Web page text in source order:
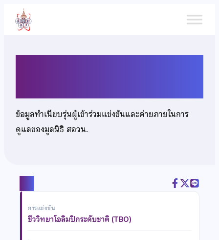
เนื้อหา
ข้อมูลทำเนียบรุ่นผู้เข้าร่วมแข่งขันและค่ายภายในการ
ดูแลของมูลนิธิ สอวน.
การแข่งขัน
ชีววิทยาโอลิมปิกระดับชาติ (TBO)